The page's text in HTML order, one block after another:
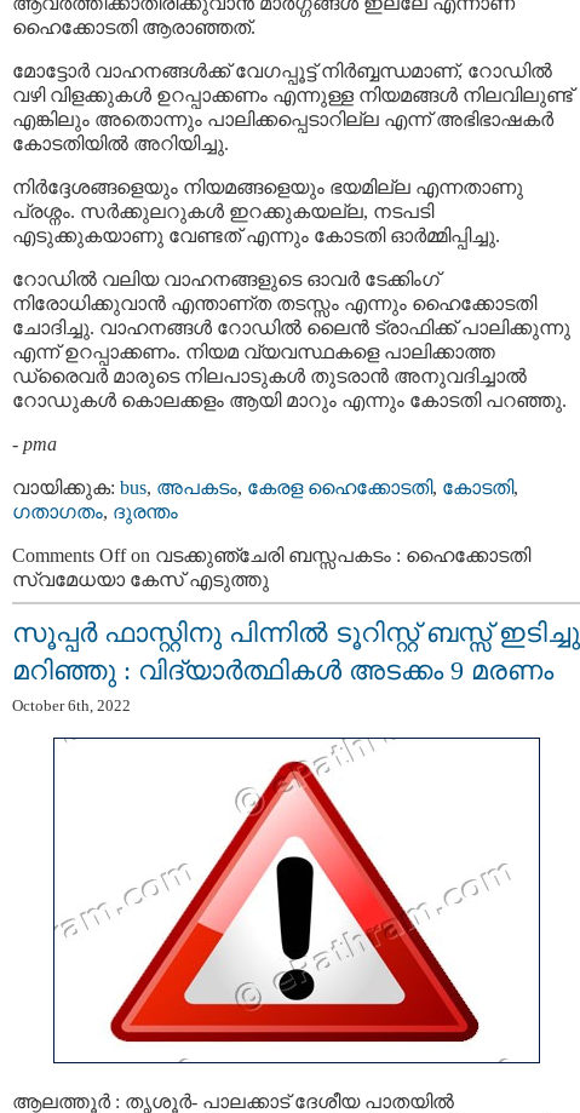
ഹൈക്കോടതി ആരാഞ്ഞത്.
മോട്ടോർ വാഹനങ്ങൾക്ക് വേഗപ്പൂട്ട് നിർബ്ബന്ധമാണ്, റോഡിൽ
വഴി വിളക്കുകള്‍ ഉറപ്പാക്കണം എന്നുള്ള നിയമങ്ങൾ നിലവിലുണ്ട്
എങ്കിലും അതൊന്നും പാലിക്കപ്പെടാറില്ല എന്ന് അഭിഭാഷകർ
കോടതിയിൽ അറിയിച്ചു.
നിർദ്ദേശങ്ങളെയും നിയമങ്ങളെയും ഭയമില്ല എന്നതാണു
പ്രശ്നം. സർക്കുലറുകൾ ഇറക്കുകയല്ല, നടപടി
എടുക്കുകയാണു വേണ്ടത് എന്നും കോടതി ഓര്‍മ്മിപ്പിച്ചു.
റോഡില്‍ വലിയ വാഹനങ്ങളുടെ ഓവര്‍ ടേക്കിംഗ്
നിരോധിക്കുവാന്‍ എന്താണ്ത തടസ്സം എന്നും ഹൈക്കോടതി
ചോദിച്ചു. വാഹനങ്ങള്‍ റോഡില്‍ ലൈന്‍ ട്രാഫിക്ക് പാലിക്കുന്നു
എന്ന് ഉറപ്പാക്കണം. നിയമ വ്യവസ്ഥകളെ പാലിക്കാത്ത
ഡ്രൈവര്‍ മാരുടെ നിലപാടുകള്‍ തുടരാന്‍ അനുവദിച്ചാല്‍
റോഡുകള്‍ കൊലക്കളം ആയി മാറും എന്നും കോടതി പറഞ്ഞു.
- pma
വായിക്കുക: bus, അപകടം, കേരള ഹൈക്കോടതി, കോടതി,
ഗതാഗതം, ദുരന്തം
Comments Offon വടക്കുഞ്ചേരി ബസ്സപകടം : ഹൈക്കോടതി
സ്വമേധയാ കേസ് എടുത്തു
സൂപ്പര്‍ ഫാസ്റ്റിനു പിന്നില്‍ ടൂറിസ്റ്റ് ബസ്സ് ഇടിച്ചു
മറിഞ്ഞു : വിദ്യാർത്ഥികൾ അടക്കം 9 മരണം
October 6th, 2022
ആലത്തൂര്‍ : തൃശൂർ- പാലക്കാട് ദേശീയ പാതയിൽ